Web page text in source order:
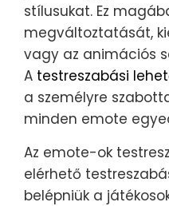
stílusukat. Ez
megváltoztatását,
vagy az animációs
A testreszabási
a személyre
minden emote
Az emote-ok
elérhető
belépniük a